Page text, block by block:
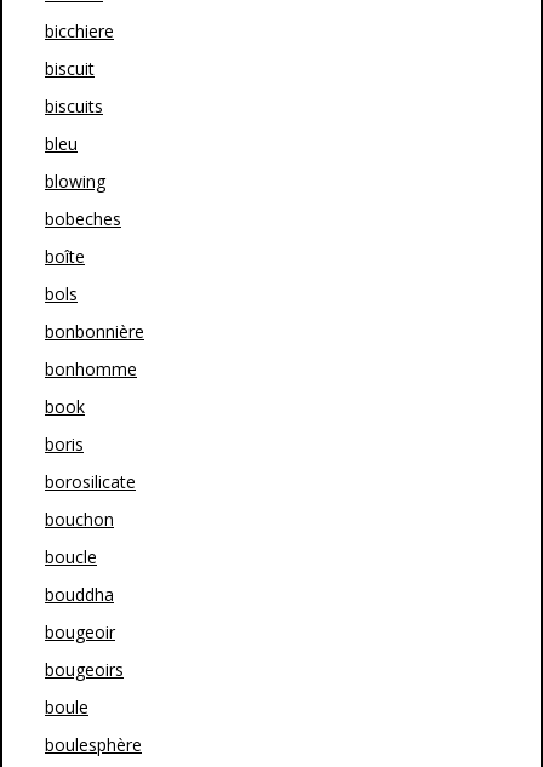
bicchiere
biscuit
biscuits
bleu
blowing
bobeches
boîte
bols
bonbonnière
bonhomme
book
boris
borosilicate
bouchon
boucle
bouddha
bougeoir
bougeoirs
boule
boulesphère